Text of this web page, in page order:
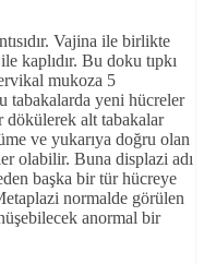
Vajina ile birlikte
kaplıdır. Bu doku tıpkı
mukoza 5
tabakalarda yeni hücreler
dökülerek alt tabakalar
ve yukarıya doğru olan
olabilir. Buna displazi adı
başka bir tür hücreye
normalde görülen
anormal bir